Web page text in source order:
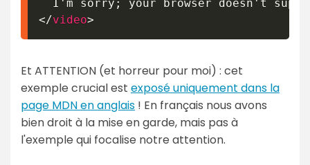
</video>
Et ATTENTION (et horreur pour moi) : cet
exemple crucial est exposé uniquement dans la
page MDN en anglais ! En français nous avons
bien droit à la mise en garde, mais pas à
l'exemple qui focalise notre attention.